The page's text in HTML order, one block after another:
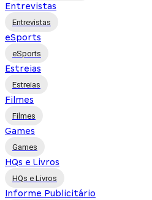
Entrevistas
Entrevistas
eSports
eSports
Estreias
Estreias
Filmes
Filmes
Games
Games
HQs e Livros
HQs e Livros
Informe Publicitário